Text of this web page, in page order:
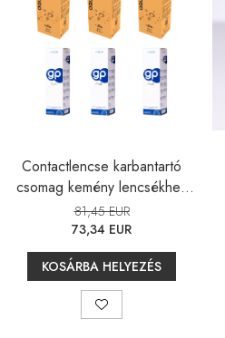
Contactlencse karbantartó
csomag kemény lencsékhez
– Aquamax TOTAL (peroxid)
3x360 ml + 3x36 tabletta +
GP Multi, 3x 250 ml
81,45 EUR
73,34 EUR
KOSÁRBA HELYEZÉS